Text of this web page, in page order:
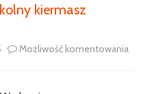
kiermasz
Możliwość komentowania